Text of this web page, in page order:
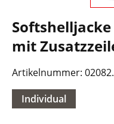
mit
Artikelnummer:
Individual